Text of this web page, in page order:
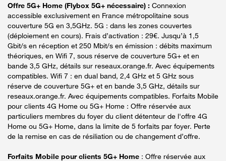
Offre 5G+ Home (Flybox 5G+ nécessaire) : Connexion
accessible exclusivement en France métropolitaine sous
couverture 5G en 3,5GHz. 5G : dans les zones couvertes
(déploiement en cours). Frais d’activation : 29€. Jusqu’à 1,5
Gbit/s en réception et 250 Mbit/s en émission : débits maximum
théoriques, en Wifi 7, sous réserve de couverture 5G+ et en
bande 3,5 GHz, détails sur reseaux.orange.fr. Avec équipements
compatibles. Wifi 7 : en dual band, 2,4 GHz et 5 GHz sous
réserve de couverture 5G+ et en bande 3,5 GHz, détails sur
reseaux.orange.fr. Avec équipements compatibles. Forfaits Mobile
pour clients 4G Home ou 5G+ Home : Offre réservée aux
particuliers membres du foyer du client détenteur de l'offre 4G
Home ou 5G+ Home, dans la limite de 5 forfaits par foyer. Perte
de la remise en cas de résiliation ou de changement d’offre.
Forfaits Mobile pour clients 5G+ Home : Offre réservée aux